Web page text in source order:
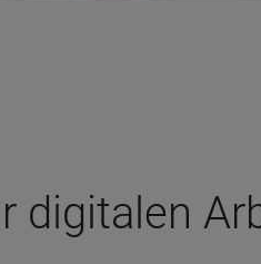
digitalen